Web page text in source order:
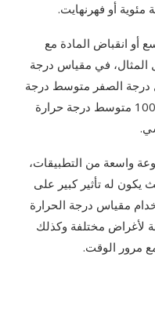
أو فهرنهايت.
أو انقباض المادة مع
المثال، في مقياس درجة
درجة الصفر متوسط درجة
حرارة تجمد الماء، بينما تمثل درجة ال100 متوسط درجة حرارة
واسعة من التطبيقات،
له تأثير كبير على
مقياس درجة الحرارة
لأغراض مختلفة وكذلك
مرور الوقت.